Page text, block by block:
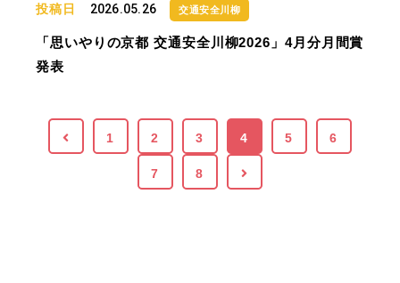
投稿日 2026.05.26 交通安全川柳
「思いやりの京都 交通安全川柳2026」4月分月間賞
発表
1 2 3 4 5 6
7 8